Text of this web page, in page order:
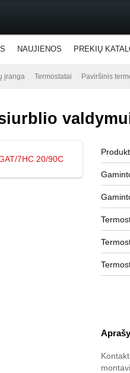
NAUJIENOS PREKIŲ
įranga Termostatai Paviršinis